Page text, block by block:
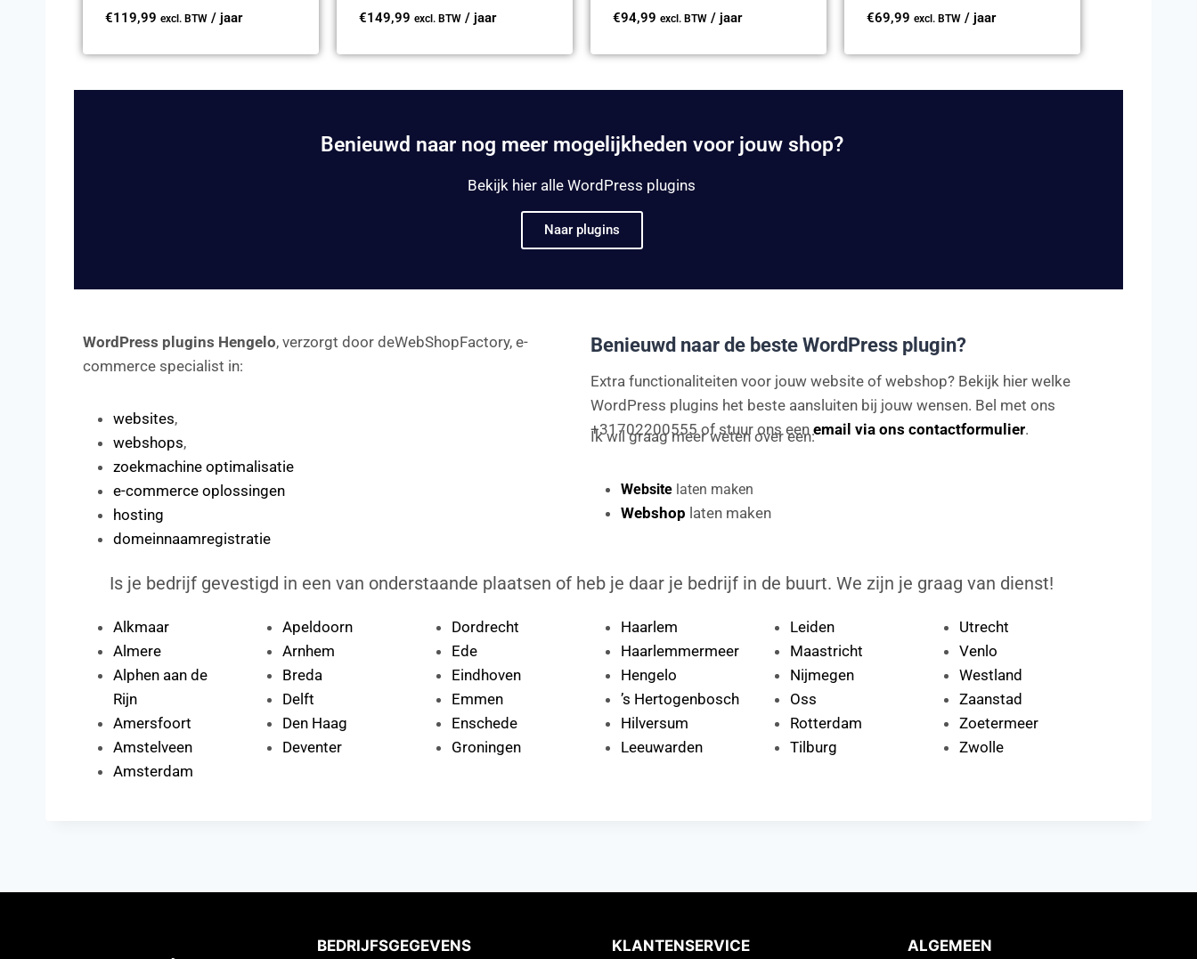
€119,99 excl. BTW/ jaar €149,99 excl. BTW/ jaar €94,99 excl. BTW/ jaar €69,99 excl. BTW/ jaar
Benieuwd naar nog meer mogelijkheden voor jouw shop?
Bekijk hier alle WordPress plugins
Naar plugins
WordPress plugins Hengelo, verzorgt door deWebShopFactory, e-
commerce specialist in:
websites,
webshops,
zoekmachine optimalisatie
e-commerce oplossingen
hosting
domeinnaamregistratie
Benieuwd naar de beste WordPress plugin?
Extra functionaliteiten voor jouw website of webshop? Bekijk hier welke
WordPress plugins het beste aansluiten bij jouw wensen. Bel met ons
+31702200555 of stuur ons een email via ons contactformulier.
Ik wil graag meer weten over een:
Website laten maken
Webshop laten maken
Is je bedrijf gevestigd in een van onderstaande plaatsen of heb je daar je bedrijf in de buurt. We zijn je graag van dienst!
Alkmaar
Almere
Alphen aan de
Rijn
Amersfoort
Amstelveen
Amsterdam
Apeldoorn
Arnhem
Breda
Delft
Den Haag
Deventer
Dordrecht
Ede
Eindhoven
Emmen
Enschede
Groningen
Haarlem
Haarlemmermeer
Hengelo
’s Hertogenbosch
Hilversum
Leeuwarden
Leiden
Maastricht
Nijmegen
Oss
Rotterdam
Tilburg
Utrecht
Venlo
Westland
Zaanstad
Zoetermeer
Zwolle
BEDRIJFSGEGEVENS KLANTENSERVICE ALGEMEEN